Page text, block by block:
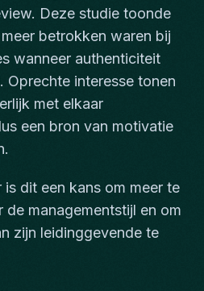
Deze studie toonde
betrokken waren bij
wanneer authenticiteit
Oprechte interesse tonen
met elkaar
een bron van motivatie
dit een kans om meer te
managementstijl en om
zijn leidinggevende te